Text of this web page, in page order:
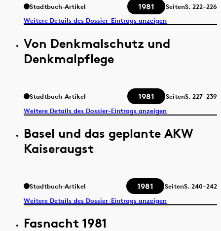
Stadtbuch-Artikel 1981 SeitenS. 222–226
Weitere Details des Dossier-Eintrags anzeigen
Von Denkmalschutz und
Denkmalpflege
Stadtbuch-Artikel 1981 SeitenS. 227–239
Weitere Details des Dossier-Eintrags anzeigen
Basel und das geplante AKW
Kaiseraugst
Stadtbuch-Artikel 1981 SeitenS. 240–242
Weitere Details des Dossier-Eintrags anzeigen
Fasnacht 1981